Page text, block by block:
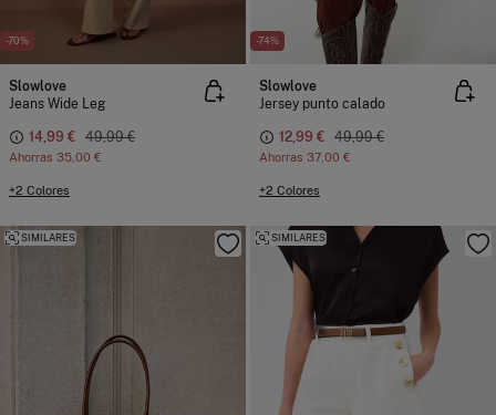
-70%
Slowlove
Jeans Wide Leg
14,99 € 49,99 €
Ahorras 35,00 €
+2 Colores
-74%
Slowlove
Jersey punto calado
12,99 € 49,99 €
Ahorras 37,00 €
+2 Colores
SIMILARES SIMILARES